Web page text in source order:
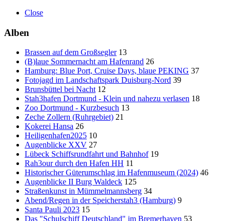
Close
Alben
Brassen auf dem Großsegler 13
(B)laue Sommernacht am Hafenrand 26
Hamburg: Blue Port, Cruise Days, blaue PEKING 37
Fotojagd im Landschaftspark Duisburg-Nord 39
Brunsbüttel bei Nacht 12
Stah3hafen Dortmund - Klein und nahezu verlasen 18
Zoo Dortmund - Kurzbesuch 13
Zeche Zollern (Ruhrgebiet) 21
Kokerei Hansa 26
Heiligenhafen2025 10
Augenblicke XXV 27
Lübeck Schiffsrundfahrt und Bahnhof 19
Rah3our durch den Hafen HH 11
Historischer Güterumschlag im Hafenmuseum (2024) 46
Augenblicke II Burg Waldeck 125
Straßenkunst in Mümmelmannsberg 34
Abend/Regen in der Speicherstah3 (Hamburg) 9
Santa Pauli 2023 15
Das "Schulschiff Deutschland" im Bremerhaven 53